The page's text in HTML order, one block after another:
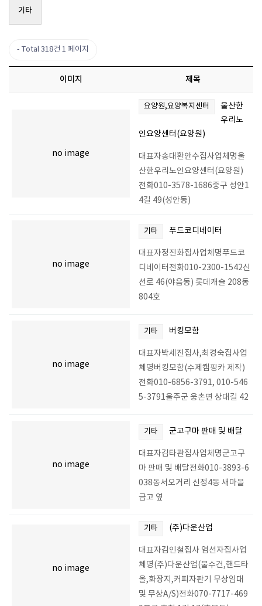
기타
Total 318건 1 페이지
이미지 제목
no image
요양원,요양복지센터
울산한
우리노
인요양센터(요양원)
대표자송대환안수집사업체명울
산한우리노인요양센터(요양원)
전화010-3578-1686중구 성안1
4길 49(성안동)
no image
기타 푸드코디네이터
대표자정진화집사업체명푸드코
디네이터전화010-2300-1542신
선로 46(야음동) 롯데캐슬 208동
804호
no image
기타 버킹모함
대표자박세진집사,최경숙집사업
체명버킹모함(수제캠핑카 제작)
전화010-6856-3791, 010-546
5-3791울주군 웅촌면 상대길 42
no image
기타 군고구마 판매 및 배달
대표자김타관집사업체명군고구
마 판매 및 배달전화010-3893-6
038동서오거리 신정4동 새마을
금고 옆
no image
기타 (주)다운산업
대표자김인철집사 염선자집사업
체명(주)다운산업(물수건,핸드타
올,화장지,커피자판기 무상임대
및 무상A/S)전화070-7717-469